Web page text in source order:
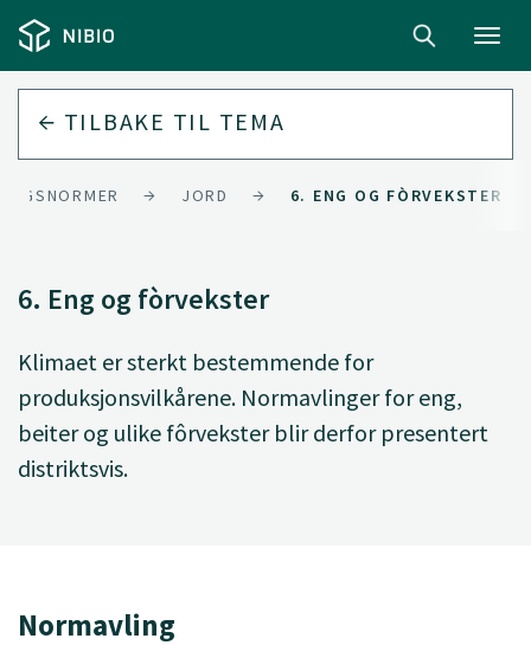
TILBAKE TIL TEMA
JORD 6. ENG OG FÒRVEKSTER
6. Eng og fòrvekster
Klimaet er sterkt bestemmende for
produksjonsvilkårene. Normavlinger for eng,
beiter og ulike fôrvekster blir derfor presentert
distriktsvis.
Normavling